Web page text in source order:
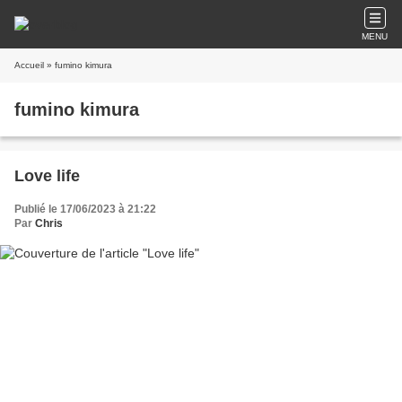
MENU
Accueil » fumino kimura
fumino kimura
Love life
Publié le 17/06/2023 à 21:22
Par Chris